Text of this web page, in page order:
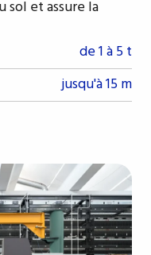
et assure la
de 1 à 5 t
jusqu'à 15 m